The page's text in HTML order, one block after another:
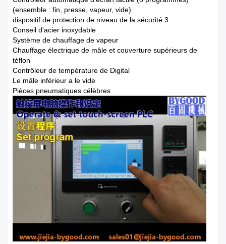
(ensemble : fin, presse, vapeur, vide)
dispositif de protection de niveau de la sécurité 3
Conseil d'acier inoxydable
Système de chauffage de vapeur
Chauffage électrique de mâle et couverture supérieurs de
téflon
Contrôleur de température de Digital
Le mâle inférieur a le vide
Pièces pneumatiques célèbres